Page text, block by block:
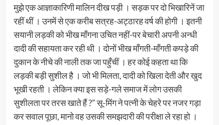
मुझे एक आज्ञाकारिणी मालिन दीख पड़ी । सड़क पर दो भिखारिनें जा
रहीं थीं । उनमें से एक करीब सत्रह-अट्ठारह वर्ष की होगी । इतनी
सयानी लड़की को भीख माँगना उचित नहीं-पर बेचारी अपनी अन्धी
दादी की सहायता कर रही थी । दोनों भीख माँगती-माँगती कपड़े की
दुकान के नीचे की नाली तक जा पहुँचीं । हर कोई कहता था कि
लड़की बड़ी सुशील है । जो भी मिलता, दादी को खिला देती और खुद
भूखी रहती । लेकिन क्या इस सड़े-गले समाज में लोग उसकी
सुशीलता पर तरस खाते हैं ?” सू-मिंग ने पत्नी के चेहरे पर नजर गड़ा
कर सवाल पूछा, मानो वह उसकी समझदारी की परीक्षा ले रहा हो ।